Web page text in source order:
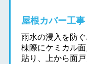
屋根カバー工事
雨水の浸入を防ぐ
棟際にケミカル
貼り、上から面